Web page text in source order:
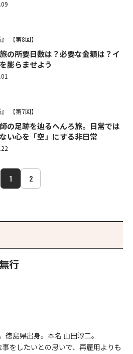
【第8回】
の所要日数は？必要な金額は？イ
膨らませよう
【第7回】
の足跡を辿るへんろ旅。日常では
い心を「空」にする非日常
1 2
行
島県出身。本名 山田淳二。
をしたいとの思いで、再雇用よりも